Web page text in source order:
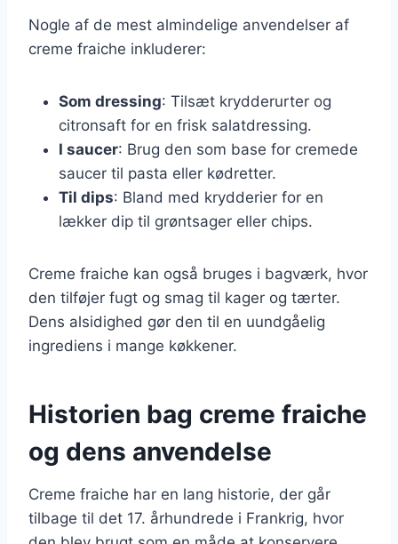
Nogle af de mest almindelige anvendelser af
creme fraiche inkluderer:
Som dressing: Tilsæt krydderurter og
citronsaft for en frisk salatdressing.
I saucer: Brug den som base for cremede
saucer til pasta eller kødretter.
Til dips: Bland med krydderier for en
lækker dip til grøntsager eller chips.
Creme fraiche kan også bruges i bagværk, hvor
den tilføjer fugt og smag til kager og tærter.
Dens alsidighed gør den til en uundgåelig
ingrediens i mange køkkener.
Historien bag creme fraiche
og dens anvendelse
Creme fraiche har en lang historie, der går
tilbage til det 17. århundrede i Frankrig, hvor